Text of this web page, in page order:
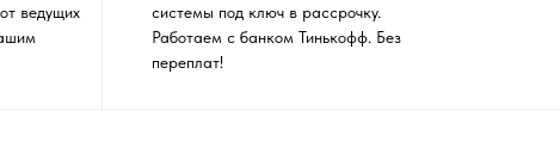
системы под ключ в рассрочку.
Работаем с банком Тинькофф. Без
переплат!
ведущих